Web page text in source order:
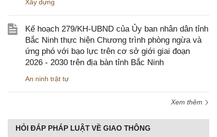
Xây dựng
Kế hoạch 279/KH-UBND của Ủy ban nhân dân tỉnh
Bắc Ninh thực hiện Chương trình phòng ngừa và
ứng phó với bạo lực trên cơ sở giới giai đoạn
2026 - 2030 trên địa bàn tỉnh Bắc Ninh
An ninh trật tự
Xem thêm
HỎI ĐÁP PHÁP LUẬT VỀ GIAO THÔNG